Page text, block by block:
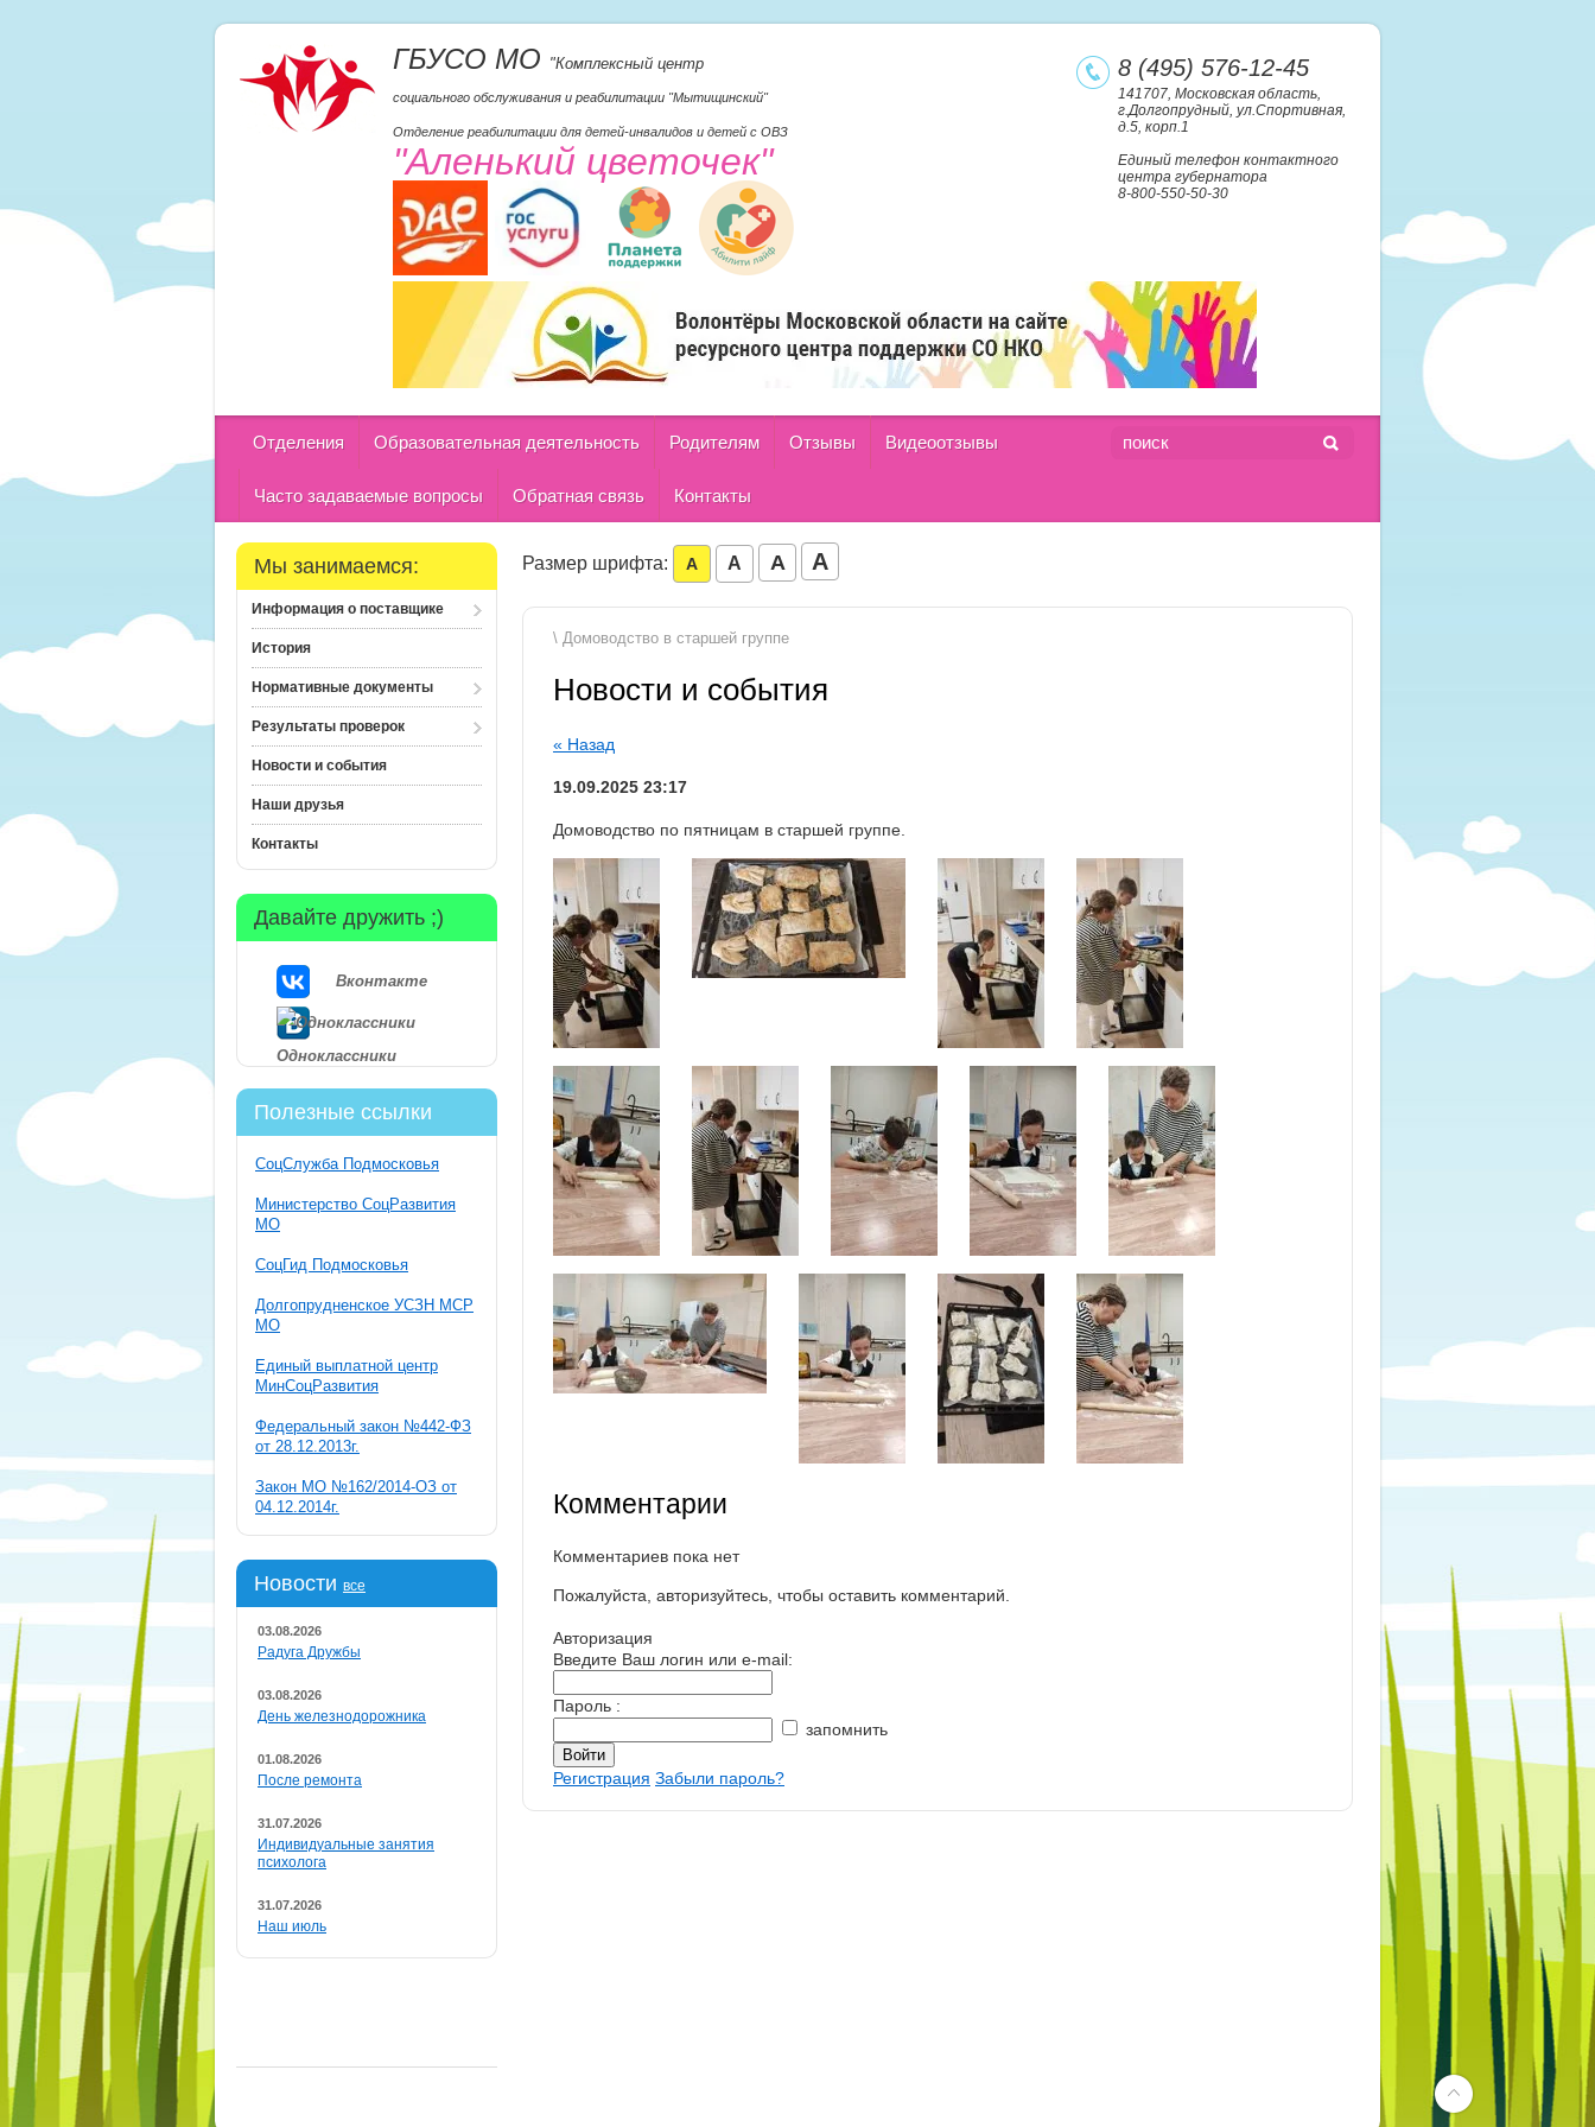
ГБУСО МО "Комплексный центр
социального обслуживания и реабилитации "Мытищинский"
Отделение реабилитации для детей-инвалидов и детей с ОВЗ
"Аленький цветочек"
8 (495) 576-12-45
141707, Московская область,
г.Долгопрудный, ул.Спортивная,
д.5, корп.1
Единый телефон контактного
центра губернатора
8-800-550-50-30
Отделения Образовательная деятельность Родителям Отзывы Видеоотзывы
Часто задаваемые вопросы Обратная связь Контакты
Мы занимаемся:
Информация о поставщике
История
Нормативные документы
Результаты проверок
Новости и события
Наши друзья
Контакты
Давайте дружить ;)
Вконтакте
Одноклассники
Полезные ссылки
СоцСлужба Подмосковья
Министерство СоцРазвития
МО
СоцГид Подмосковья
Долгопрудненское УСЗН МСР
МО
Единый выплатной центр
МинСоцРазвития
Федеральный закон №442-ФЗ
от 28.12.2013г.
Закон МО №162/2014-ОЗ от
04.12.2014г.
Новости все
03.08.2026
Радуга Дружбы
03.08.2026
День железнодорожника
01.08.2026
После ремонта
31.07.2026
Индивидуальные занятия
психолога
31.07.2026
Наш июль
Размер шрифта: A A A A
\ Домоводство в старшей группе
Новости и события
« Назад
19.09.2025 23:17
Домоводство по пятницам в старшей группе.
Комментарии
Комментариев пока нет
Пожалуйста, авторизуйтесь, чтобы оставить комментарий.
Авторизация
Введите Ваш логин или e-mail:
Пароль :
запомнить
Регистрация Забыли пароль?